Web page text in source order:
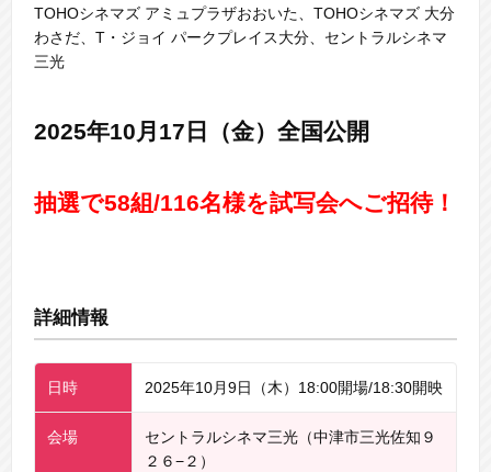
TOHOシネマズ アミュプラザおおいた、TOHOシネマズ 大分
わさだ、T・ジョイ パークプレイス大分、セントラルシネマ
三光
2025年10月17日（金）全国公開
抽選で58組/116名様を試写会へご招待！
詳細情報
日時 2025年10月9日（木）18:00開場/18:30開映
会場
セントラルシネマ三光（中津市三光佐知９
２６−２）